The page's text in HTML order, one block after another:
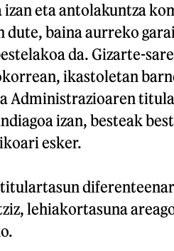
izan eta antolakuntza
dute, baina aurreko
da. Gizarte-
ikastoletan
Administrazioaren
izan, besteak
esker.
titulartasun
lehiakortasuna